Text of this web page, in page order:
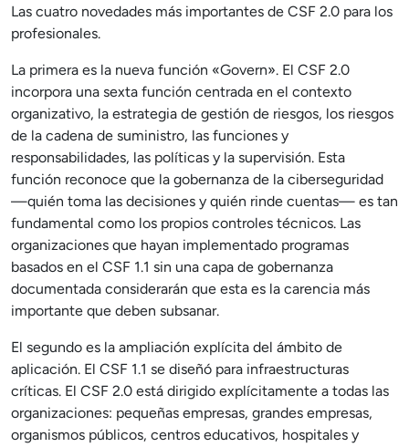
Las cuatro novedades más importantes de CSF 2.0 para los
profesionales.
La primera es la nueva función «Govern». El CSF 2.0
incorpora una sexta función centrada en el contexto
organizativo, la estrategia de gestión de riesgos, los riesgos
de la cadena de suministro, las funciones y
responsabilidades, las políticas y la supervisión. Esta
función reconoce que la gobernanza de la ciberseguridad
—quién toma las decisiones y quién rinde cuentas— es tan
fundamental como los propios controles técnicos. Las
organizaciones que hayan implementado programas
basados en el CSF 1.1 sin una capa de gobernanza
documentada considerarán que esta es la carencia más
importante que deben subsanar.
El segundo es la ampliación explícita del ámbito de
aplicación. El CSF 1.1 se diseñó para infraestructuras
críticas. El CSF 2.0 está dirigido explícitamente a todas las
organizaciones: pequeñas empresas, grandes empresas,
organismos públicos, centros educativos, hospitales y